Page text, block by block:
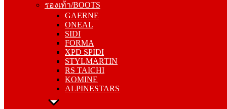
รองเท้า/BOOTS
GAERNE
ONEAL
SIDI
FORMA
XPD SPIDI
STYLMARTIN
RS TAICHI
KOMINE
ALPINESTARS
ONEAL
SIDI
FORMA
XPD SPIDI
STYLMARTIN
RS TAICHI
KOMINE
ALPINESTARS
ถุงมือ/GLOVES